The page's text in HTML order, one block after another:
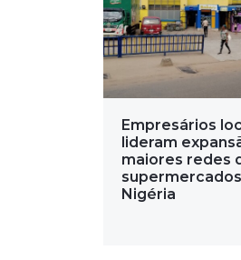
Empresários
lideram
maiores redes
Nigéria